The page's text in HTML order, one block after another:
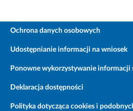
Ochrona danych osobowych
Udostępnianie informacji na wniosek
Ponowne wykorzystywanie informacji
Deklaracja dostępności
Polityka dotycząca cookies i